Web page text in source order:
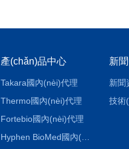
產(chǎn)品中心
Takara國內(nèi)代理
Thermo國內(nèi)代理
Fortebio國內(nèi)代理
Hyphen BioMed國內(nèi)代理
新
新聞
技術